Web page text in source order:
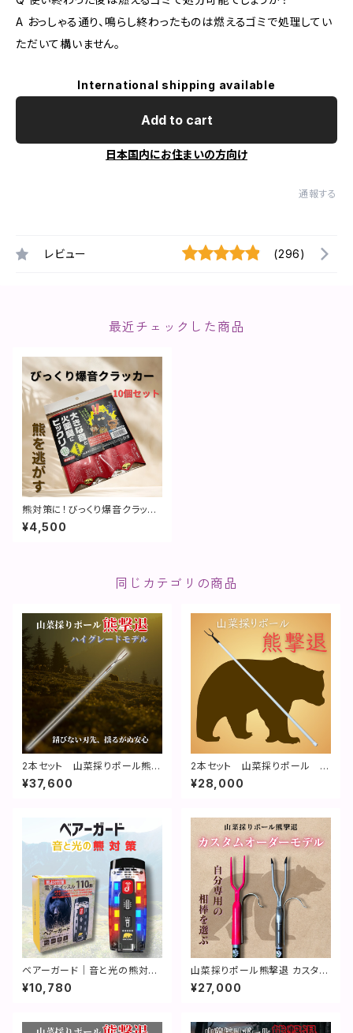
A おっしゃる通り、鳴らし終わったものは燃えるゴミで処理してい
ただいて構いません。
International shipping available
Add to cart
日本国内にお住まいの方向け
通報する
レビュー (296)
最近チェックした商品
熊対策に！びっくり爆音クラッカ
ー 10個セット
¥4,500
同じカテゴリの商品
2本セット 山菜採りポール熊撃
退 ハイグレードモデル【特許取
得】
¥37,600
2本セット 山菜採りポール 熊
撃退｜特許取得済
¥28,000
ベアーガード｜音と光の熊対策
（熊よけブザー）
¥10,780
山菜採りポール熊撃退 カスタム
オーダーモデル【特許取得】
¥27,000